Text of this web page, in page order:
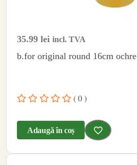
35.99 lei incl. TVA
b.for original round 16cm ochre
( 0 )
Adaugă în coș